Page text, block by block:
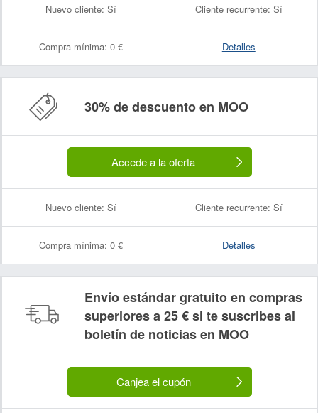
Nuevo cliente: Sí Cliente recurrente: Sí
Compra mínima: 0 € Detalles
30% de descuento en MOO
Accede a la oferta
Nuevo cliente: Sí Cliente recurrente: Sí
Compra mínima: 0 € Detalles
Envío estándar gratuito en compras
superiores a 25 € si te suscribes al
boletín de noticias en MOO
Canjea el cupón